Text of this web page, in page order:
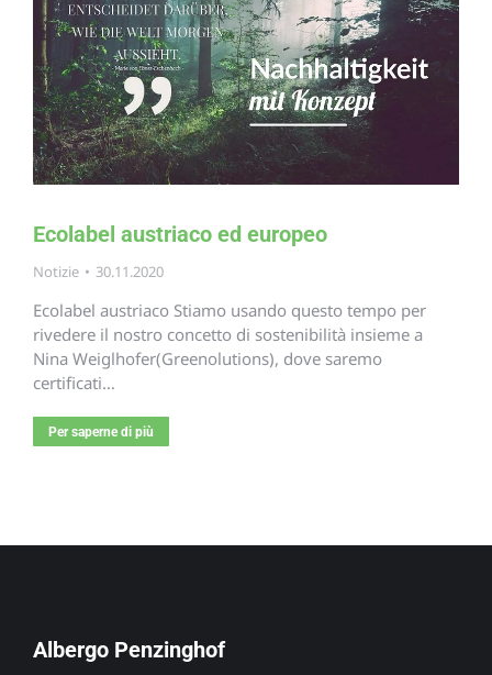
Ecolabel austriaco ed europeo
Notizie 30.11.2020
Ecolabel austriaco Stiamo usando questo tempo per
rivedere il nostro concetto di sostenibilità insieme a
Nina Weiglhofer(Greenolutions), dove saremo
certificati…
Per saperne di più
Albergo Penzinghof